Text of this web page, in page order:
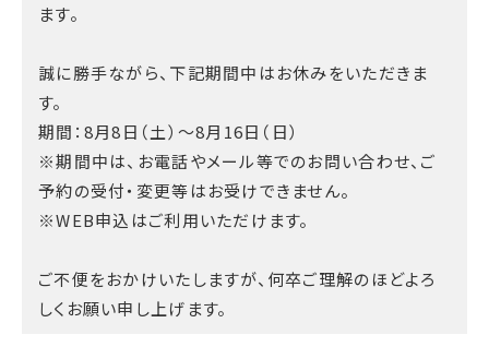
ます。
誠に勝手ながら、下記期間中はお休みをいただきま
す。
期間：8月8日（土）～8月16日（日）
※期間中は、お電話やメール等でのお問い合わせ、ご
予約の受付・変更等はお受けできません。
※WEB申込はご利用いただけます。
ご不便をおかけいたしますが、何卒ご理解のほどよろ
しくお願い申し上げます。